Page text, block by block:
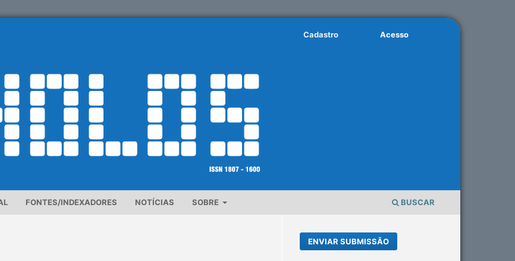
FONTES/INDEXADORES NOTÍCIAS SOBRE BUSCAR
Cadastro Acesso
ENVIAR SUBMISSÃO